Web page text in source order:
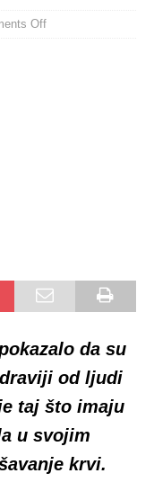
Off
da su
od ljudi
taj što imaju
u svojim
krvi.